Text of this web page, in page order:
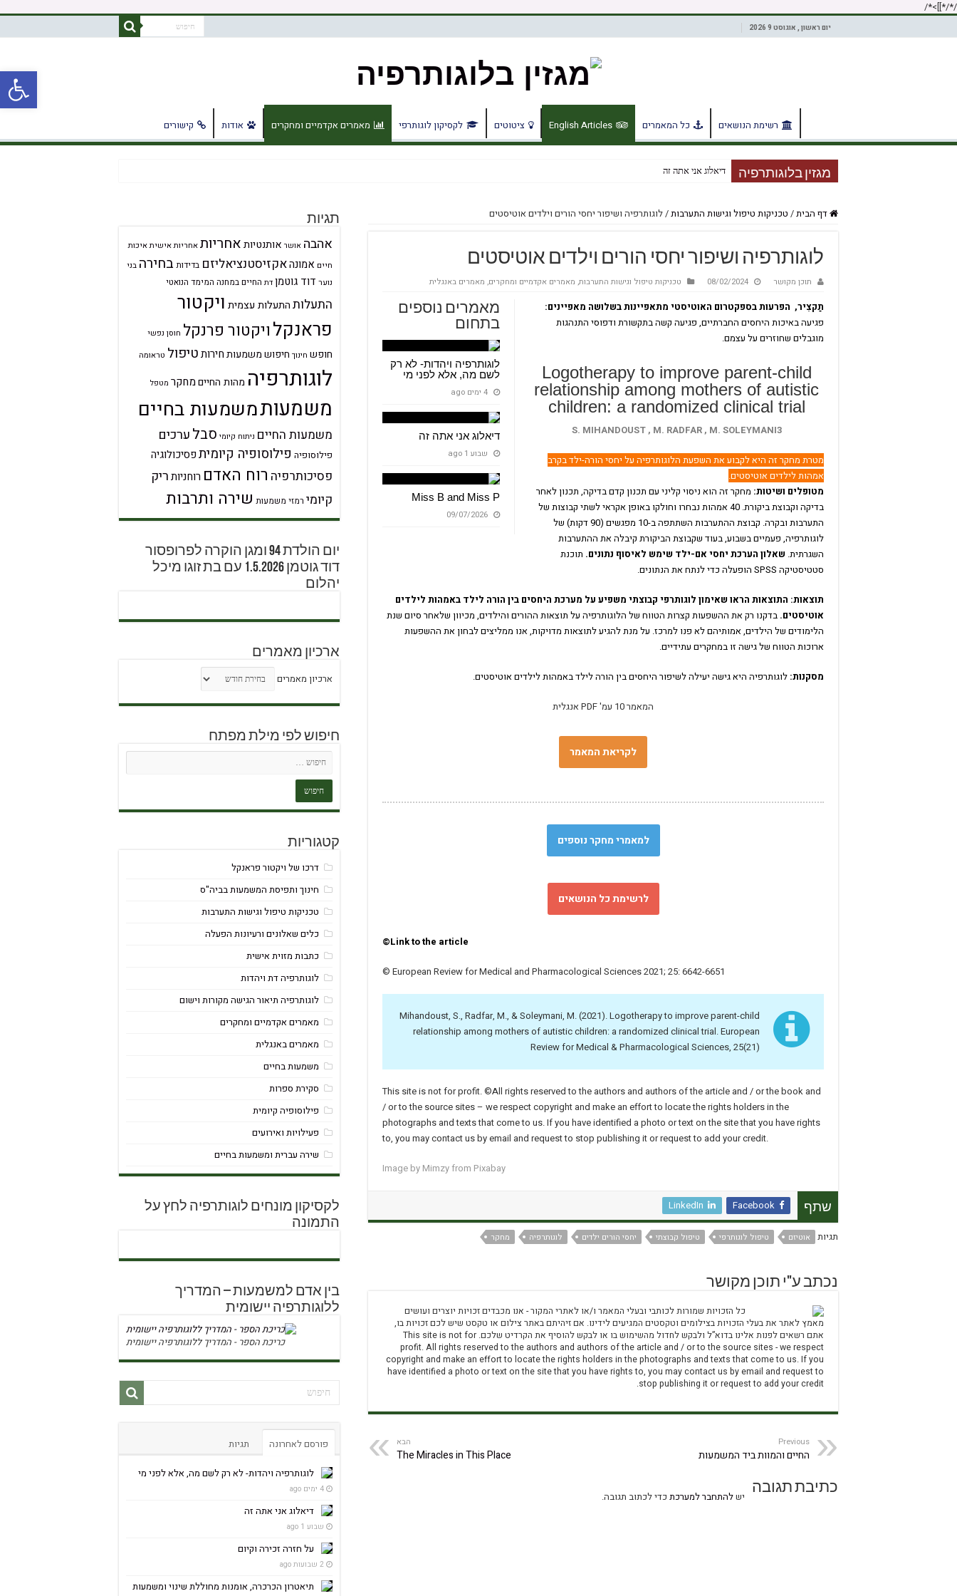
/*
/*]]>*/
יום ראשון , אוגוסט 9 2026
רשימת הנושאים כל המאמרים English Articles ציטוטים לקסיקון לוגותרפי מאמרים אקדמיים ומחקרים אודות קישורים
מגזין בלוגותרפיה דיאלוג אני אתה זה
דף הבית/ טכניקות טיפול וגישות התערבות/לוגותרפיה ושיפור יחסי הורים וילדים אוטיסטים
לוגותרפיה ושיפור יחסי הורים וילדים אוטיסטים
תוכן מקושר 08/02/2024 טכניקות טיפול וגישות התערבות, מאמרים אקדמיים ומחקרים, מאמרים באנגלית
מאמרים נוספים
בתחום
לוגותרפיה ויהדות- לא רק
לשם מה, אלא לפני מי
4 ימים ago
דיאלוג אני אתה זה
שבוע 1 ago
Miss B and Miss P
09/07/2026
תַקצִיר, הפרעות בספקטרום האוטיסטי מתאפיינות בשלושה מאפיינים:
פגיעה באיכות היחסים החברתיים, פגיעה קשה בתקשורת ודפוסי התנהגות
מוגבלים שחוזרים על עצמם.
Logotherapy to improve parent-child
relationship among mothers of autistic
children: a randomized clinical trial
S. MIHANDOUST , M. RADFAR , M. SOLEYMANI3
מטרת מחקר זה היא לקבוע את השפעת הלוגותרפיה על יחסי הורה-ילד בקרב
אמהות לילדים אוטיסטים.
מטופלים ושיטות: מחקר זה הוא ניסוי קליני עם תכנון קדם בדיקה, תכנון לאחר
בדיקה וקבוצת ביקורת. 40 אמהות נבחרו וחולקו באופן אקראי לשתי קבוצות של
התערבות ובקרה. קבוצת ההתערבות השתתפה ב-10 מפגשים (90 דקות) של
לוגותרפיה, פעמיים בשבוע, בעוד שקבוצת הביקורת קיבלה את ההתערבות
השגרתית. שאלון הערכת יחסי אם-ילד שימש לאיסוף נתונים. תוכנת
סטטיסטיקה SPSS הופעלה כדי לנתח את הנתונים.
תוצאות: התוצאות הראו שאימון לוגותרפי קבוצתי משפיע על מערכת היחסים בין הורה לילד באמהות לילדים
אוטיסטים. בדקנו רק את ההשפעות קצרות הטווח של הלוגותרפיה על תוצאות ההורים והילדים, מכיוון שלאחר סיום שנת
הלימודים של הילדים, אמותיהם לא פנו למרכז. על מנת להגיע לתוצאות מדויקות, אנו ממליצים לבחון את ההשפעות
ארוכות הטווח של גישה זו במחקרים עתידיים.
מסקנות: לוגותרפיה היא גישה יעילה לשיפור היחסים בין הורה לילד באמהות לילדים אוטיסטים.
המאמר 10 עמ' PDF אנגלית
לקריאת המאמר
למאמרי מחקר נוספים
לרשימת כל הנושאים
©Link to the article
© European Review for Medical and Pharmacological Sciences 2021; 25: 6642-6651
Mihandoust, S., Radfar, M., & Soleymani, M. (2021). Logotherapy to improve parent-child
relationship among mothers of autistic children: a randomized clinical trial. European
Review for Medical & Pharmacological Sciences, 25(21)
This site is not for profit. ©All rights reserved to the authors and authors of the article and / or the book and
/ or to the source sites – we respect copyright and make an effort to locate the rights holders in the
photographs and texts that come to us. If you have identified a photo or text on the site that you have rights
to, you may contact us by email and request to stop publishing it or request to add your credit.
Image by Mimzyfrom Pixabay
שתף Facebook
LinkedIn
תגיות אוטיזם טיפול לוגותרפי טיפול קבוצתי יחסי הורים ילדים לוגותרפיה מחקר
נכתב ע"י תוכן מקושר
כל הזכויות שמורות לכותבי ובעלי המאמר ו/או לאתרי המקור - אנו מכבדים זכויות יוצרים ועושים
מאמץ לאתר את בעלי הזכויות בצילומים וטקסטים המגיעים לידינו. אם זיהיתם באתר צילום או טקסט שיש לכם זכויות בו,
אתם רשאים לפנות אלינו בדוא”ל ולבקש לחדול מהשימוש בו או לבקש להוסיף את הקרדיט שלכם. This site is not for
profit. All rights reserved to the authors and authors of the article and / or to the source sites - we respect
copyright and make an effort to locate the rights holders in the photographs and texts that come to us. If you
have identified a photo or text on the site that you have rights to, you may contact us by email and request to
stop publishing it or request to add your credit.
Previous
החיים והמוות ביד המשמעות
הבא
The Miracles in This Place
כתיבת תגובה
ישלהתחבר למערכת כדי לכתוב תגובה.
תגיות
אהבה אושר אותנטיותאחריותאחריות אישיתאיכות
חיים אמונהאקזיסטנציאליזם בדידותבחירה בני
נוער דוד גוטמן דת החיים במחנה המימד הנואטי
התעלותהתעלות עצמית ויקטור
פראנקלויקטור פרנקל חוסן נפשי
חופש חינוך חיפוש משמעותחירותטיפול טראומה
לוגותרפיה מהות החייםמחקר מטפל
משמעותמשמעות בחיים
משמעות החיים ניתוח קיומי סבלערכים
פילוסופיה פילוסופיה קיומיתפסיכולוגיה
פסיכותרפיה רוח האדם רוחניותריק
קיומי רמזי משמעות שירה ותרבות
יום הולדת 94 ומגן הוקרה לפרופסור
דוד גוטמן 1.5.2026 עם בת זוגו מיכל
יהלום
ארכיון מאמרים
ארכיון מאמרים
חיפוש לפי מילת מפתח
קטגוריות
דרכו של ויקטור פראנקל
חינוך ותפיסת המשמעות בביה"ס
טכניקות טיפול וגישות התערבות
כלים שאלונים ורעיונות הפעלה
כתבות מזוית אישית
לוגותרפיה דת ויהדות
לוגותרפיה תיאור הגישה מקורות וישום
מאמרים אקדמיים ומחקרים
מאמרים באנגלית
משמעות בחיים
סקירת ספרות
פילוסופיה קיומית
פעילויות ואירועים
שירה עברית ומשמעות בחיים
לקסיקון מונחים לוגותרפיה לחץ על
התמונה
בין אדם למשמעות – המדריך
ללוגותרפיה יישומית
כריכת הספר - המדריך ללוגותרפיה יישומית
פורסם לאחרונה תגיות
לוגותרפיה ויהדות- לא רק לשם מה, אלא לפני מי
4 ימים ago
דיאלוג אני אתה זה
שבוע 1 ago
על חזרה זכירה וקיום
2 שבועות ago
תיאטרון הכרכרה, אומנות מחוללת שינוי ומשמעות